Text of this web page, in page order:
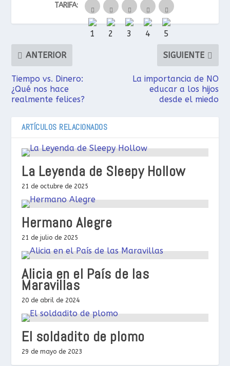
TARIFA:
ANTERIOR
Tiempo vs. Dinero:
¿Qué nos hace
realmente felices?
SIGUIENTE
La importancia de NO
educar a los hijos
desde el miedo
ARTÍCULOS RELACIONADOS
La Leyenda de Sleepy Hollow
21 de octubre de 2025
Hermano Alegre
21 de julio de 2025
Alicia en el País de las
Maravillas
20 de abril de 2024
El soldadito de plomo
29 de mayo de 2023